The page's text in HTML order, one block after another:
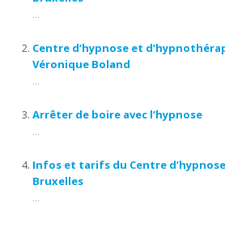
...
Centre d’hypnose et
Véronique Boland
...
Arrêter de boire avec l’hypnose
...
Infos et tarifs du Centre
Bruxelles
...